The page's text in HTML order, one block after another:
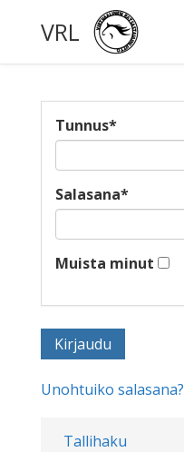
VRL
Tallihaku
Tunnus*
Salasana*
Muista minut
Unohtuiko salasana?